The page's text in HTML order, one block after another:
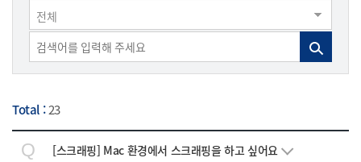
전체
Total :23
Q [스크래핑] Mac 환경에서 스크래핑을 하고 싶어요